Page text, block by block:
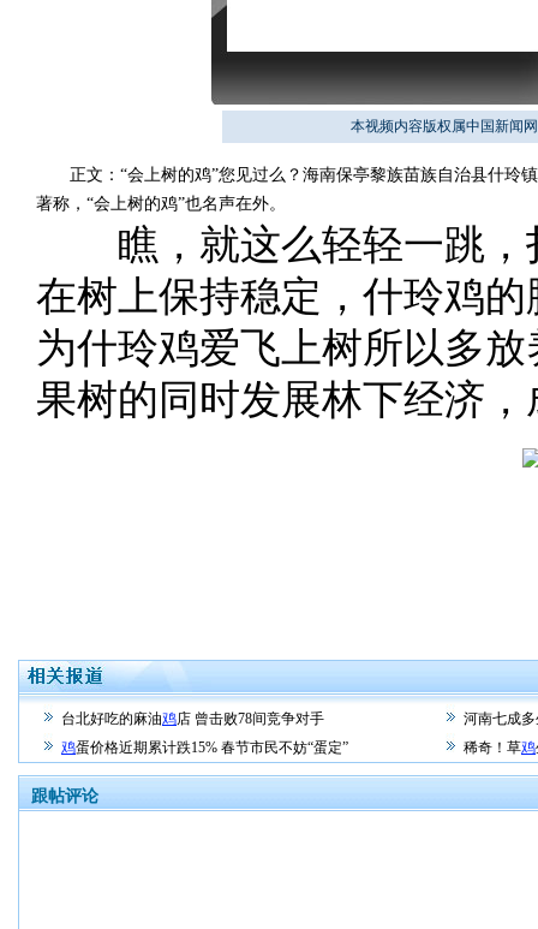
本视频内容版权属中国新闻
正文：“会上树的鸡”您见过么？海南保亭黎族苗族自治县什玲
著称，“会上树的鸡”也名声在外。
瞧，就这么轻轻一跳，
在树上保持稳定，什玲鸡
为什玲鸡爱飞上树所以多
果树的同时发展林下经济
台北好吃的麻油鸡店 曾击败78间竞争对手
河南七成
鸡蛋价格近期累计跌15% 春节市民不妨“蛋定” 稀奇！草鸡
跟帖评论